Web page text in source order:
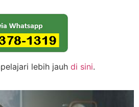
lebih jauh di sini.